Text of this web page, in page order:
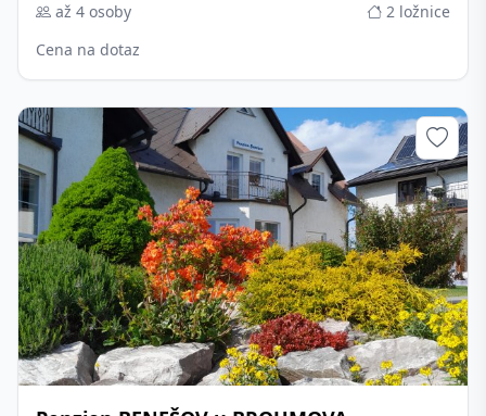
až 4 osoby
2 ložnice
Cena na dotaz